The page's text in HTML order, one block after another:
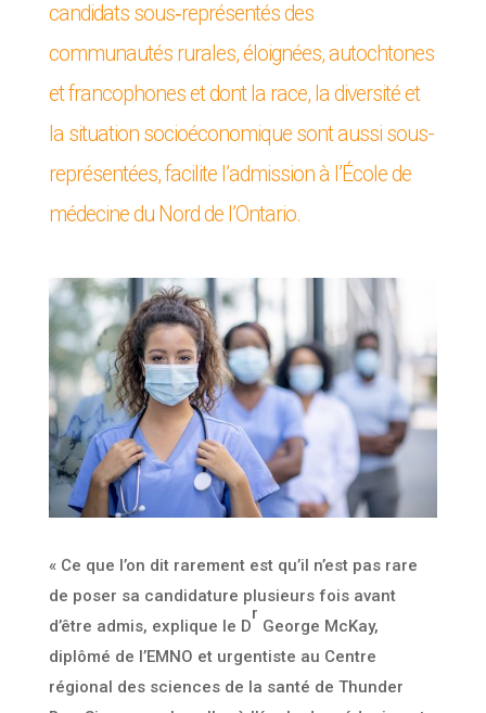
candidats sous‑représentés des
communautés rurales, éloignées, autochtones
et francophones et dont la race, la diversité et
la situation socioéconomique sont aussi sous-
représentées, facilite l’admission à l’École de
médecine du Nord de l’Ontario.
« Ce que l’on dit rarement est qu’il n’est pas rare
de poser sa candidature plusieurs fois avant
d’être admis, explique le D
r
George McKay,
diplômé de l’EMNO et urgentiste au Centre
régional des sciences de la santé de Thunder